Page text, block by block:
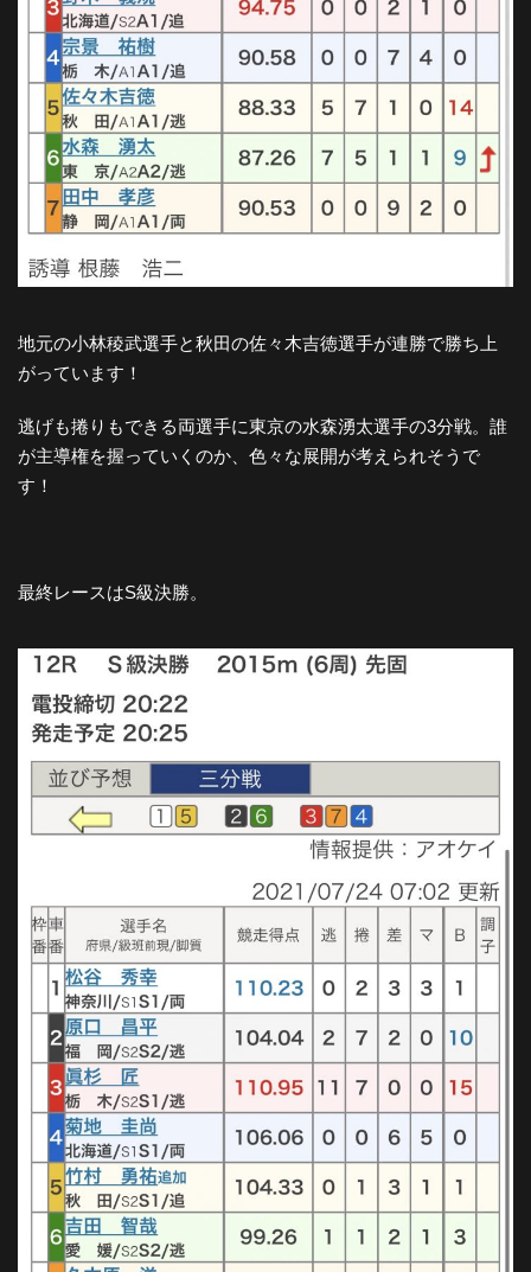
地元の小林稜武選手と秋田の佐々木吉徳選手が連勝で勝ち上
がっています！
逃げも捲りもできる両選手に東京の水森湧太選手の3分戦。誰
が主導権を握っていくのか、色々な展開が考えられそうで
す！
最終レースはS級決勝。